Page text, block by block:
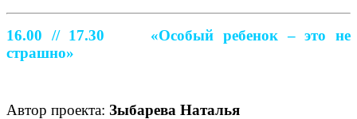
16.00 // 17.30
«Особый ребенок – это не
страшно»
Автор проекта: Зыбарева Наталья